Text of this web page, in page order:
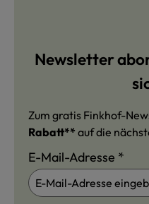
Newsletter
Zum gratis Finkhof-
Rabatt** auf die
E-Mail-Adresse *